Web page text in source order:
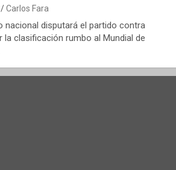
Carlos Fara
nacional disputará el partido contra
la clasificación rumbo al Mundial de